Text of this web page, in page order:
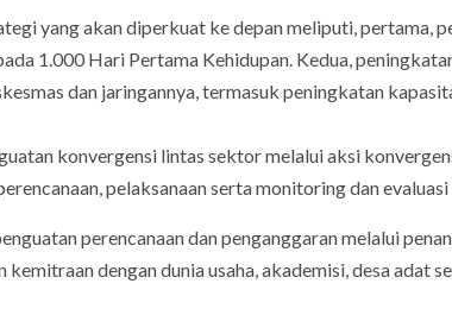
yang akan diperkuat ke depan meliputi, pertama,
1.000 Hari Pertama Kehidupan. Kedua,
dan jaringannya, termasuk peningkatan
konvergensi lintas sektor melalui aksi
pelaksanaan serta monitoring dan
perencanaan dan penganggaran melalui
kemitraan dengan dunia usaha, akademisi, desa adat